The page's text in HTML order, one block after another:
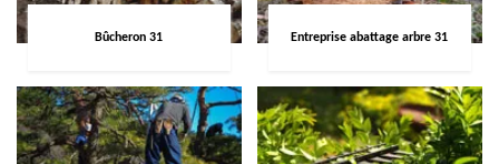
Bûcheron 31 Entreprise abattage arbre 31